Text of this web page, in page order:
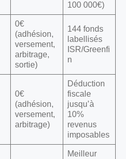
100 000€)
0€
(adhésion,
versement,
arbitrage,
sortie)
144 fonds
labellisés
ISR/Greenfi
n
0€
(adhésion,
versement,
arbitrage)
Déduction
fiscale
jusqu’à
10%
revenus
imposables
Meilleur